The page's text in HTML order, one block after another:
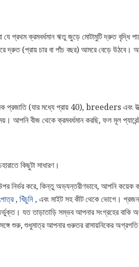
প্রথম ক্রমবর্ধমান ঋতু জুড়ে মোটামুটি দ্রুত বৃদ্ধি
(প্রায় চার বা পাঁচ বছর) আমরে বেড়ে উঠবে।
প্রজাতি (যার মধ্যে প্রায় 40), breeders এবং
আপনি বীজ থেকে ক্রমবর্ধমান করছি, ফল মূল
কিছুটা সাধারণ।
করে, কিন্তু অভ্যন্তরীণভাবে, আপনি কয়েক
, খিঁচুনি, এবং মাইট সহ কীট থেকে ভোগে।
যত তাড়াতাড়ি সম্ভব আপনার সংগ্রহের বাকি
সঙ্গে শুরু, শুধুমাত্র আপনার গুরুতর রাসায়নিকের